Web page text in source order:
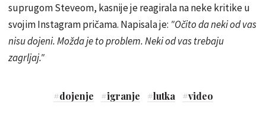
suprugom Steveom, kasnije je reagirala na neke kritike u
svojim Instagram pričama. Napisala je: "Očito da neki od vas
nisu dojeni. Možda je to problem. Neki od vas trebaju
zagrljaj."
#dojenje #igranje #lutka #video